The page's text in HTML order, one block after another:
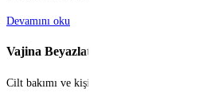
Devamını oku
Vajina Beyazlatıcı
Cilt bakımı ve kişisel bakım rutinleri,